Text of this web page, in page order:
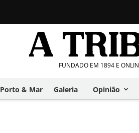
FUNDADO EM 1894 E
Porto & Mar Galeria Opinião